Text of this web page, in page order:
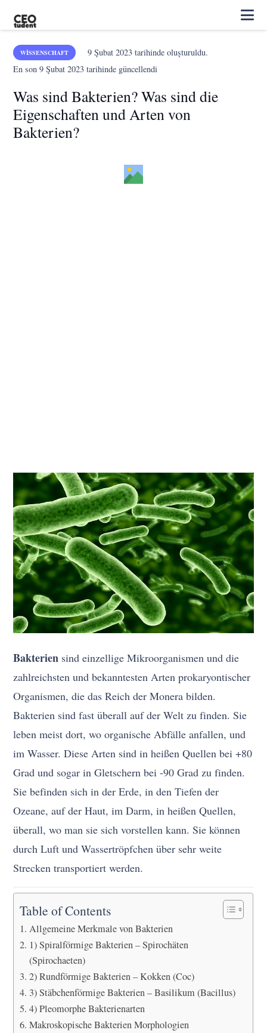
WISSENSCHAFT 9 Şubat 2023tarihinde oluşturuldu.
En son9 Şubat 2023 tarihinde güncellendi
Was sind Bakterien? Was sind die
Eigenschaften und Arten von
Bakterien?
Bakterien sind einzellige Mikroorganismen und die
zahlreichsten und bekanntesten Arten prokaryontischer
Organismen, die das Reich der Monera bilden.
Bakterien sind fast überall auf der Welt zu finden. Sie
leben meist dort, wo organische Abfälle anfallen, und
im Wasser. Diese Arten sind in heißen Quellen bei +80
Grad und sogar in Gletschern bei -90 Grad zu finden.
Sie befinden sich in der Erde, in den Tiefen der
Ozeane, auf der Haut, im Darm, in heißen Quellen,
überall, wo man sie sich vorstellen kann. Sie können
durch Luft und Wassertröpfchen über sehr weite
Strecken transportiert werden.
Table of Contents
Allgemeine Merkmale von Bakterien
1) Spiralförmige Bakterien – Spirochäten
(Spirochaeten)
2) Rundförmige Bakterien – Kokken (Coc)
3) Stäbchenförmige Bakterien – Basilikum (Bacillus)
4) Pleomorphe Bakterienarten
Makroskopische Bakterien Morphologien